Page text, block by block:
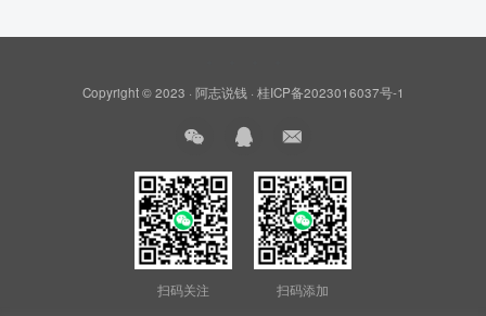
Copyright © 2023 · 阿志说钱 · 桂ICP备2023016037号-1
扫码关注 扫码添加